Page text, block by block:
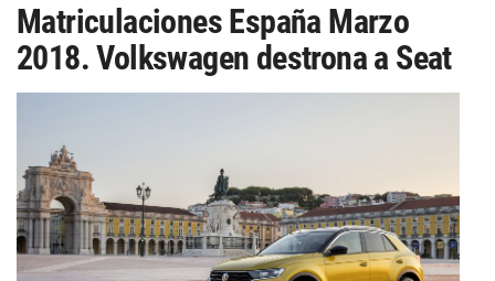
Matriculaciones España Marzo
2018. Volkswagen destrona a Seat